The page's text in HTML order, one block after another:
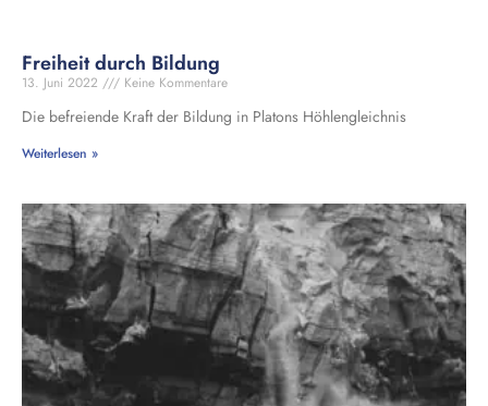
Freiheit durch Bildung
13. Juni 2022 Keine Kommentare
Die befreiende Kraft der Bildung in Platons Höhlengleichnis
Weiterlesen »